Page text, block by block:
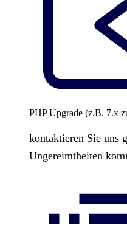
PHP Upgrade (z.B. 7.x
kontaktieren Sie uns
Ungereimtheiten